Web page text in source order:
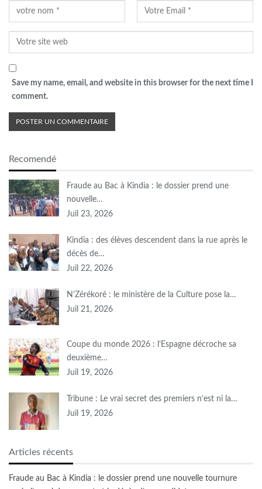
Save my name, email, and website in this browser for the next time I
comment.
Recomendé
Fraude au Bac à Kindia : le dossier prend une
nouvelle…
Juil 23, 2026
Kindia : des élèves descendent dans la rue après le
décès de…
Juil 22, 2026
N’Zérékoré : le ministère de la Culture pose la…
Juil 21, 2026
Coupe du monde 2026 : l’Espagne décroche sa
deuxième…
Juil 19, 2026
Tribune : Le vrai secret des premiers n’est ni la…
Juil 19, 2026
Articles récents
Fraude au Bac à Kindia : le dossier prend une nouvelle tournure